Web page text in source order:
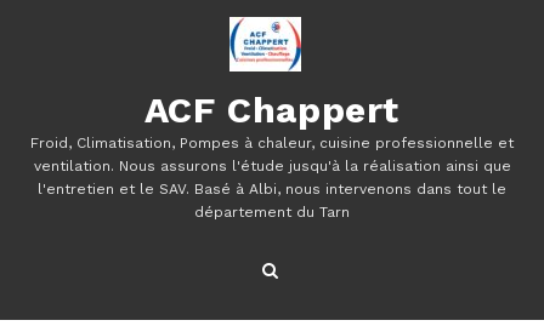
ACF Chappert
Froid, Climatisation, Pompes à chaleur, cuisine professionnelle et
ventilation. Nous assurons l'étude jusqu'à la réalisation ainsi que
l'entretien et le SAV. Basé à Albi, nous intervenons dans tout le
département du Tarn